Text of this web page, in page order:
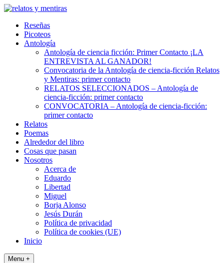
Skip
contentReseñas
Picoteos
Antología
Antología de ciencia ficción: Primer Contacto ¡LA
ENTREVISTA AL GANADOR!
Convocatoria de la Antología de ciencia-ficción Relatos
y Mentiras: primer contacto
RELATOS SELECCIONADOS – Antología de
ciencia-ficción: primer contacto
CONVOCATORIA – Antología de ciencia-ficción:
primer contacto
Relatos
Poemas
Alrededor del libro
Cosas que pasan
Nosotros
Acerca de
Eduardo
Libertad
Miguel
Borja Alonso
Jesús Durán
Política de privacidad
Política de cookies (UE)
Inicio
Menu +